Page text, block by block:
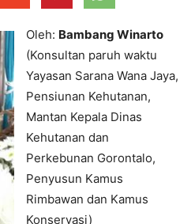
Oleh: Bambang Winarto
(Konsultan paruh waktu
Yayasan Sarana Wana Jaya,
Pensiunan Kehutanan,
Mantan Kepala Dinas
Kehutanan dan
Perkebunan Gorontalo,
Penyusun Kamus
Rimbawan dan Kamus
Konservasi)